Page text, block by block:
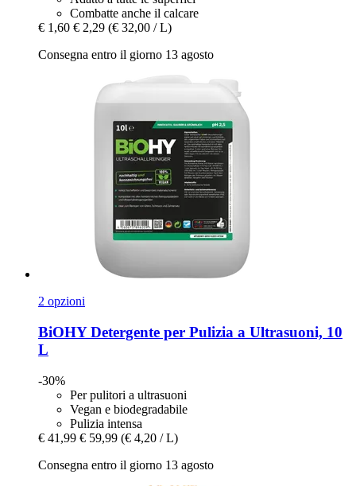
Combatte anche il calcare
€ 1,60 € 2,29 (€ 32,00 / L)
Consegna entro il giorno 13 agosto
2 opzioni
BiOHYDetergente per Pulizia a Ultrasuoni, 10
L
-30%
Per pulitori a ultrasuoni
Vegan e biodegradabile
Pulizia intensa
€ 41,99 € 59,99 (€ 4,20 / L)
Consegna entro il giorno 13 agosto